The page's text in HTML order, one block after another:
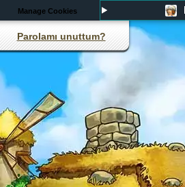
Manage Cookies
Parolamı unuttum?